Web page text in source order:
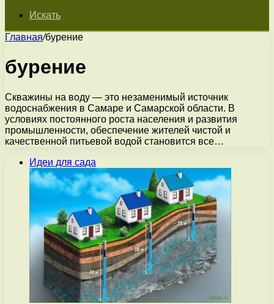
Искать
Главная/бурение
бурение
Скважины на воду — это незаменимый источник
водоснабжения в Самаре и Самарской области. В
условиях постоянного роста населения и развития
промышленности, обеспечение жителей чистой и
качественной питьевой водой становится все…
Идеи для сада